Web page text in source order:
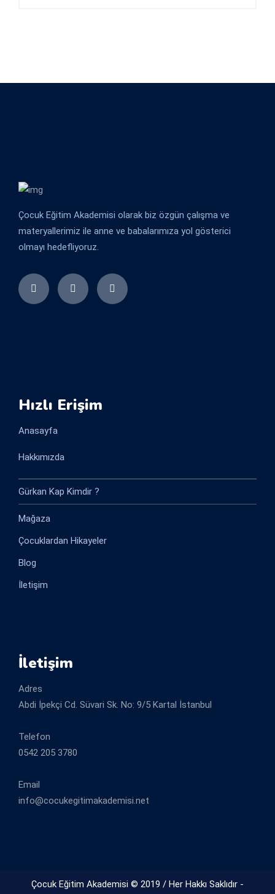
Çocuk Eğitim Akademisi olarak biz özgün çalışma ve
materyallerimiz ile anne ve babalarımıza yol gösterici
olmayı hedefliyoruz.
Hızlı Erişim
Anasayfa
Hakkımızda
Gürkan Kap Kimdir ?
Mağaza
Çocuklardan Hikayeler
Blog
İletişim
İletişim
Adres
Abdi İpekçi Cd. Süvari Sk. No: 9/5 Kartal İstanbul
Telefon
0542 205 3780
Email
info@cocukegitimakademisi.net
Çocuk Eğitim Akademisi © 2019 / Her Hakkı Saklıdır -